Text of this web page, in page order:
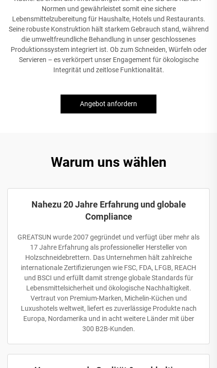
Normen und gewährleistet somit eine sichere
Lebensmittelzubereitung für Haushalte, Hotels und Restaurants.
Seine robuste Konstruktion hält starkem Gebrauch stand, während
die umweltfreundliche Behandlung in unser geschlossenes
Produktionssystem integriert ist. Ob zum Schneiden, Würfeln oder
Servieren – es verkörpert unser Engagement für ökologische
Integrität und zeitlose Funktionalität.
Angebot anfordern
Warum uns wählen
Nahezu 20 Jahre Erfahrung und globale
Compliance
GREATSUN wurde 2007 gegründet und verfügt über mehr als
17 Jahre Erfahrung als professioneller Hersteller von
Holzschneidebrettern. Das Unternehmen hält zahlreiche
internationale Zertifizierungen wie FSC, FDA, LFGB, REACH
und BSCI und erfüllt damit strenge globale Standards für
Lebensmittelsicherheit und ökologische Nachhaltigkeit.
Vertraut von Premium-Marken, Michelin-Küchen und
Luxushotels weltweit, liefert es zuverlässige Produkte nach
Europa, Nordamerika und in acht weitere Länder mit über
300 B2B-Kunden.